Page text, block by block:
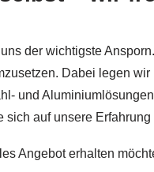
der wichtigste
Dabei legen
und
auf unsere
Angebot erhalten